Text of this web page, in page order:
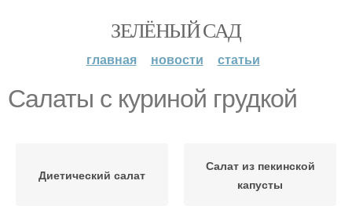
ЗЕЛЁНЫЙ САД
главная новости статьи
Салаты с куриной грудкой
Диетический салат
Салат из пекинской
капусты